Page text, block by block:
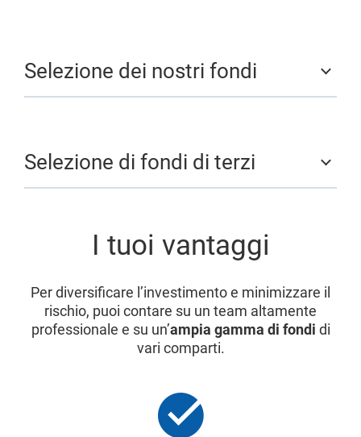
Selezione dei nostri fondi
Selezione di fondi di terzi
I tuoi vantaggi
Per diversificare l’investimento e minimizzare il
rischio, puoi contare su un team altamente
professionale e su un’ampia gamma di fondi di
vari comparti.